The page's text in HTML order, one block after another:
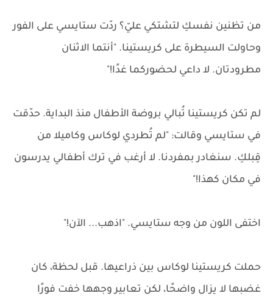
من تظنين نفسكِ لتشتكي عليّ؟ ردّت ستايسي على الفور
وحاولت السيطرة على كريستينا. "أنتما الاثنان
مطرودتان. لا داعي لحضوركما غدًا!"
لم تكن كريستينا تُبالي بروضة الأطفال منذ البداية. حدّقت
في ستايسي وقالت: "لم تُطردي لوكاس وكاميلا من
قِبلكِ. سنغادر بمفردنا. لا أرغب في ترك أطفالي يدرسون
في مكان كهذا!"
اختفى اللون من وجه ستايسي. "اذهب... الآن!"
حملت كريستينا لوكاس بين ذراعيها. قبل لحظة، كان
غضبها لا يزال واضحًا، لكن تعابير وجهها خفت فورًا